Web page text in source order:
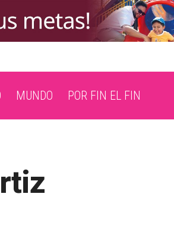
MUNDO POR FIN EL FIN